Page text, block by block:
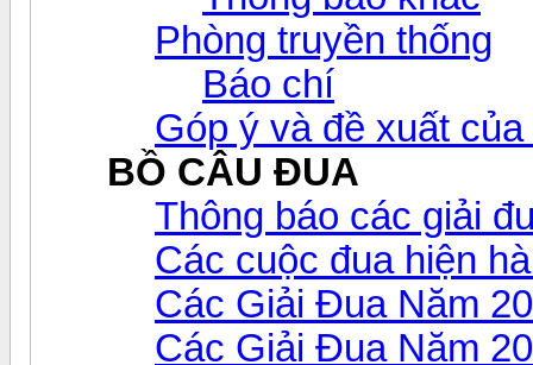
Phòng truyền thống
Báo chí
Góp ý và đề xuất
BỒ CÂU ĐUA
Thông báo các giải
Các cuộc đua hiện
Các Giải Đua Năm
Các Giải Đua Năm